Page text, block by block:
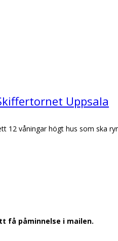
Uppsala
12 våningar högt hus som ska
få påminnelse i mailen.